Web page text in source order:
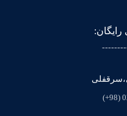
رایگان: